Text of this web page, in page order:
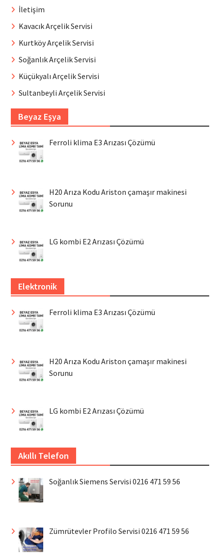
İletişim
Kavacık Arçelik Servisi
Kurtköy Arçelik Servisi
Soğanlık Arçelik Servisi
Küçükyalı Arçelik Servisi
Sultanbeyli Arçelik Servisi
Beyaz Eşya
Ferroli klima E3 Arızası Çözümü
H20 Arıza Kodu Ariston çamaşır makinesi
Sorunu
LG kombi E2 Arızası Çözümü
Elektronik
Ferroli klima E3 Arızası Çözümü
H20 Arıza Kodu Ariston çamaşır makinesi
Sorunu
LG kombi E2 Arızası Çözümü
Akıllı Telefon
Soğanlık Siemens Servisi 0216 471 59 56
Zümrütevler Profilo Servisi 0216 471 59 56